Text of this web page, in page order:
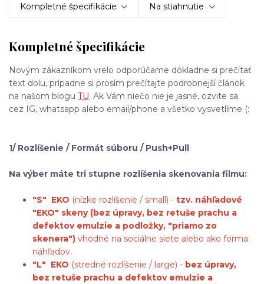
Kompletné špecifikácie Na stiahnutie
Kompletné špecifikácie
Novým zákazníkom vrelo odporúčame dôkladne si prečítať
text dolu, prípadne si prosím prečítajte podrobnejší článok
na našom blogu TU. Ak Vám niečo nie je jasné, ozvite sa
cez IG, whatsapp alebo email/phone a všetko vysvetlíme (:
1/ Rozlíšenie / Formát súboru / Push+Pull
Na výber máte tri stupne rozlíšenia skenovania filmu:
"S" EKO (nízke rozlíšenie / small) - tzv. náhľadové
"EKO" skeny (bez úpravy, bez retuše prachu a
defektov emulzie a podložky, "priamo zo
skenera") vhodné na sociálne siete alebo ako forma
náhľadov.
"L" EKO (stredné rozlíšenie / large) - bez úpravy,
bez retuše prachu a defektov emulzie a